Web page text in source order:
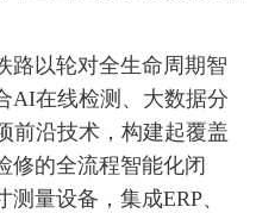
以轮对全生命周期智
AI在线检测、大数据分
前沿技术，构建起覆盖
修的全流程智能化闭
量设备，集成ERP、